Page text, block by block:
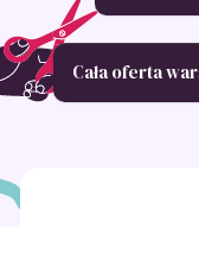
Cała oferta